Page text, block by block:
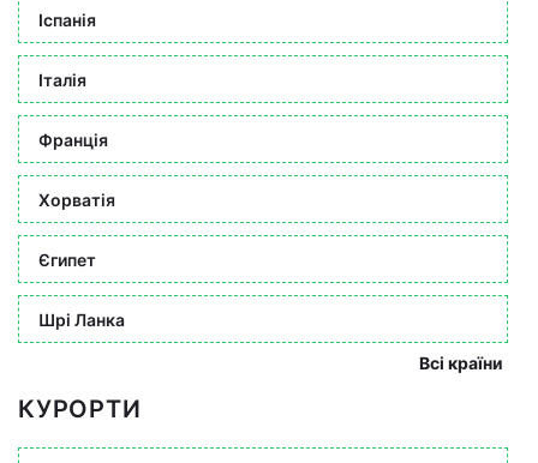
Іспанія
Італія
Франція
Хорватія
Єгипет
Шрі Ланка
Всі країни
КУРОРТИ